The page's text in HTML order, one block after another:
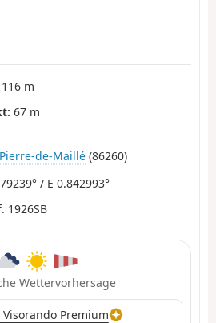
116 m
67 m
de-Maillé (86260)
/ E 0.842993°
1926SB
Wettervorhersage
Visorando Premium